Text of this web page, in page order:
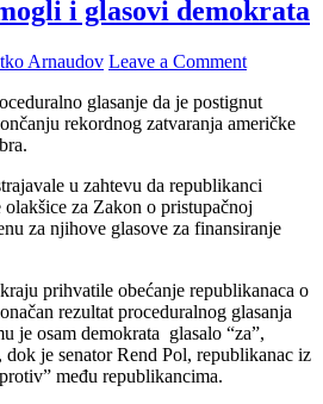
i glasovi demokrata
Arnaudov Leave a Comment
glasanje da je postignut
rekordnog zatvaranja američke
u zahtevu da republikanci
za Zakon o pristupačnoj
za njihove glasove za finansiranje
prihvatile obećanje republikanaca o
rezultat proceduralnog glasanja
je osam demokrata glasalo “za”,
dok je senator Rend Pol, republikanac iz
među republikancima.